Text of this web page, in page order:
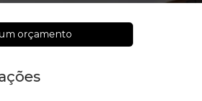
orçamento